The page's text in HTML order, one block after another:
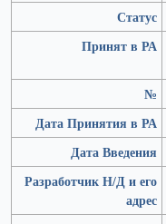
Статус
Принят в РА
№
Дата Принятия в РА
Дата Введения
Разработчик Н/Д и его
адрес